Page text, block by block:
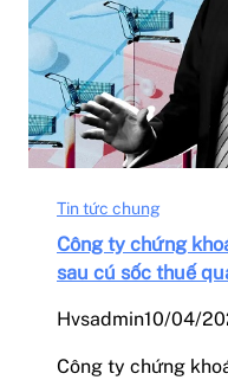
Tin tức chung
Công ty chứng
sau cú sốc thuế
Hvsadmin10/04/
Công ty chứng